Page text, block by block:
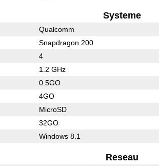
Systeme
Qualcomm
Snapdragon 200
4
1.2 GHz
0.5GO
4GO
MicroSD
32GO
Windows 8.1
Reseau